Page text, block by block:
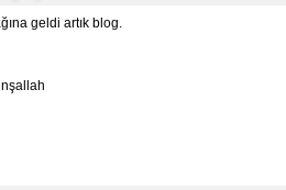
geldi artık blog.